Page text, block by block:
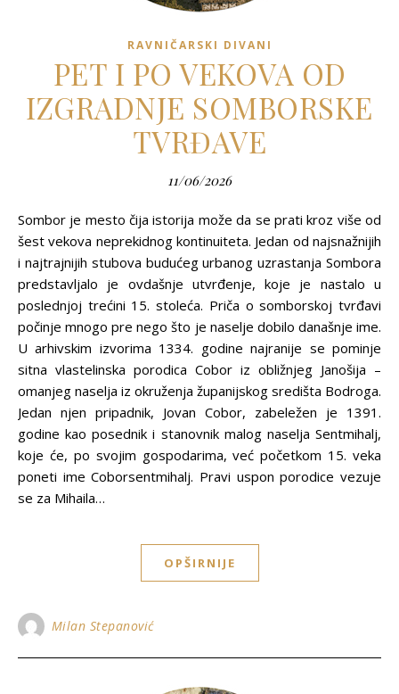
RAVNIČARSKI DIVANI
PET I PO VEKOVA OD
IZGRADNJE SOMBORSKE
TVRĐAVE
11/06/2026
Sombor je mesto čija istorija može da se prati kroz više od
šest vekova neprekidnog kontinuiteta. Jedan od najsnažnijih
i najtrajnijih stubova budućeg urbanog uzrastanja Sombora
predstavljalo je ovdašnje utvrđenje, koje je nastalo u
poslednjoj trećini 15. stoleća. Priča o somborskoj tvrđavi
počinje mnogo pre nego što je naselje dobilo današnje ime.
U arhivskim izvorima 1334. godine najranije se pominje
sitna vlastelinska porodica Cobor iz obližnjeg Janošija –
omanjeg naselja iz okruženja županijskog središta Bodroga.
Jedan njen pripadnik, Jovan Cobor, zabeležen je 1391.
godine kao posednik i stanovnik malog naselja Sentmihalj,
koje će, po svojim gospodarima, već početkom 15. veka
poneti ime Coborsentmihalj. Pravi uspon porodice vezuje
se za Mihaila…
OPŠIRNIJE
Milan Stepanović